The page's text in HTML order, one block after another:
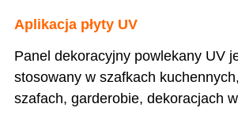
Aplikacja płyty UV
Panel dekoracyjny powlekany UV
stosowany w szafkach
szafach, garderobie, dekoracjach